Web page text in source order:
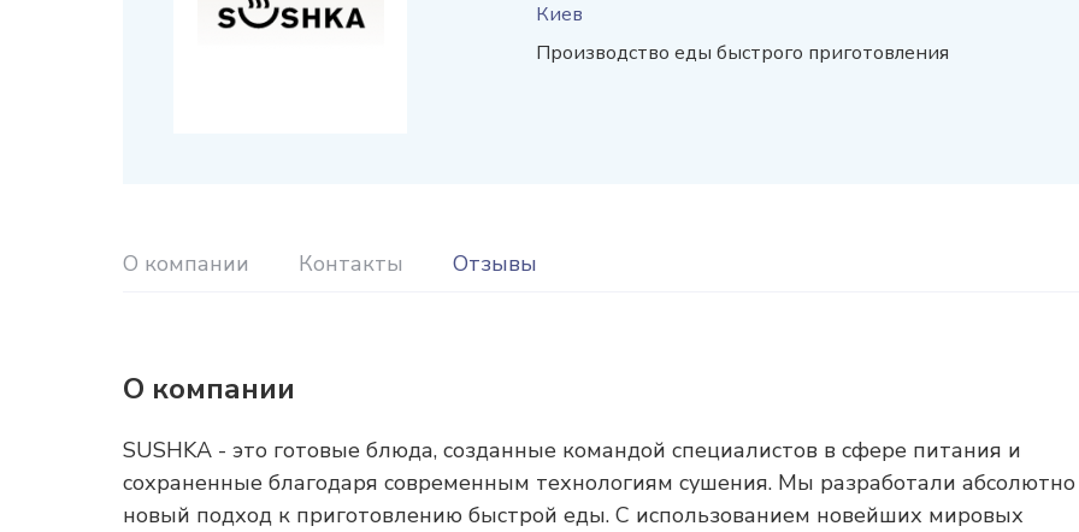
Киев
Производство еды быстрого приготовления
О компании Контакты Отзывы
О компании
SUSHKA - это готовые блюда, созданные командой специалистов в сфере питания и
сохраненные благодаря современным технологиям сушения. Мы разработали абсолютно
новый подход к приготовлению быстрой еды. С использованием новейших мировых